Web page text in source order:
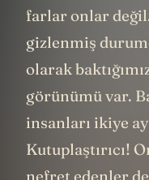
farlar onlar
gizlenmiş
olarak
görünümü var.
insanları ikiye
Kutuplaştırıcı!
nefret edenler